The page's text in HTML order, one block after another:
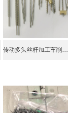
传动多头丝杆加工车削件 传动件加工